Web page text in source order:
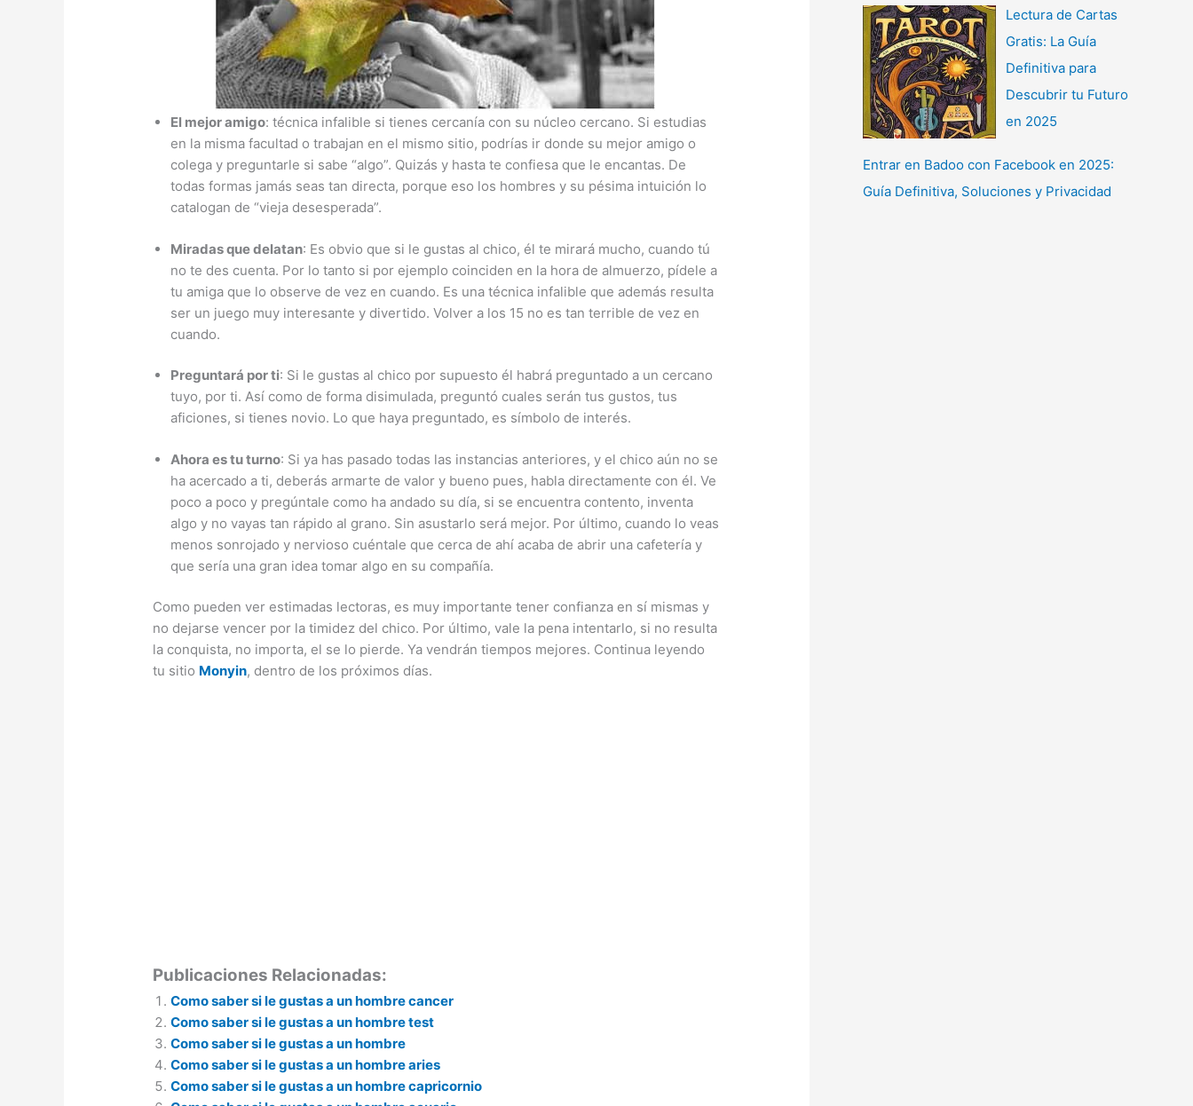
El mejor amigo: técnica infalible si tienes cercanía con su núcleo cercano. Si estudias
en la misma facultad o trabajan en el mismo sitio, podrías ir donde su mejor amigo o
colega y preguntarle si sabe “algo”. Quizás y hasta te confiesa que le encantas. De
todas formas jamás seas tan directa, porque eso los hombres y su pésima intuición lo
catalogan de “vieja desesperada”.
Miradas que delatan: Es obvio que si le gustas al chico, él te mirará mucho, cuando tú
no te des cuenta. Por lo tanto si por ejemplo coinciden en la hora de almuerzo, pídele a
tu amiga que lo observe de vez en cuando. Es una técnica infalible que además resulta
ser un juego muy interesante y divertido. Volver a los 15 no es tan terrible de vez en
cuando.
Preguntará por ti: Si le gustas al chico por supuesto él habrá preguntado a un cercano
tuyo, por ti. Así como de forma disimulada, preguntó cuales serán tus gustos, tus
aficiones, si tienes novio. Lo que haya preguntado, es símbolo de interés.
Ahora es tu turno: Si ya has pasado todas las instancias anteriores, y el chico aún no se
ha acercado a ti, deberás armarte de valor y bueno pues, habla directamente con él. Ve
poco a poco y pregúntale como ha andado su día, si se encuentra contento, inventa
algo y no vayas tan rápido al grano. Sin asustarlo será mejor. Por último, cuando lo veas
menos sonrojado y nervioso cuéntale que cerca de ahí acaba de abrir una cafetería y
que sería una gran idea tomar algo en su compañía.
Como pueden ver estimadas lectoras, es muy importante tener confianza en sí mismas y
no dejarse vencer por la timidez del chico. Por último, vale la pena intentarlo, si no resulta
la conquista, no importa, el se lo pierde. Ya vendrán tiempos mejores. Continua leyendo
tu sitio Monyin, dentro de los próximos días.
Publicaciones Relacionadas:
Como saber si le gustas a un hombre cancer
Como saber si le gustas a un hombre test
Como saber si le gustas a un hombre
Como saber si le gustas a un hombre aries
Como saber si le gustas a un hombre capricornio
Lectura de Cartas
Gratis: La Guía
Definitiva para
Descubrir tu Futuro
en 2025
Entrar en Badoo con Facebook en 2025:
Guía Definitiva, Soluciones y Privacidad